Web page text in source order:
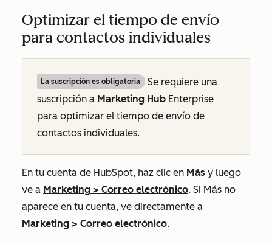
Optimizar el tiempo de envío
para contactos individuales
La suscripción es obligatoria
Se requiere una
suscripción a Marketing Hub Enterprise
para optimizar el tiempo de envío de
contactos individuales.
En tu cuenta de HubSpot, haz clic en Más y luego
ve a Marketing > Correo electrónico. Si Más no
aparece en tu cuenta, ve directamente a
Marketing > Correo electrónico.